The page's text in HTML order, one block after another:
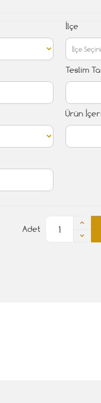
İlçe
Teslim
Ürün
Adet